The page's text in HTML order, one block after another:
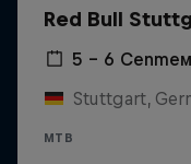
Red Bull
5 – 6
Stuttgart,
MTB